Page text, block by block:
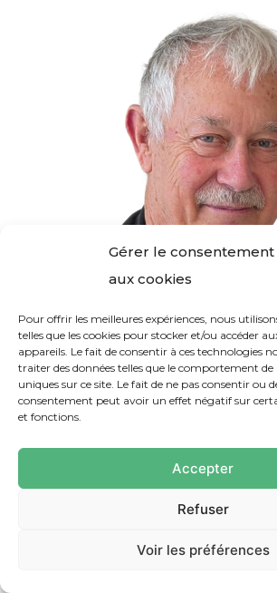
Gérer le consentement
aux cookies
Pour offrir les meilleures expériences, nous
telles que les cookies pour stocker et/ou accéder
appareils. Le fait de consentir à ces technologies
traiter des données telles que le comportement
uniques sur ce site. Le fait de ne pas consentir ou
consentement peut avoir un effet négatif sur
et fonctions.
Accepter
Refuser
Voir les préférences
SYLVAIN QUOIRIN